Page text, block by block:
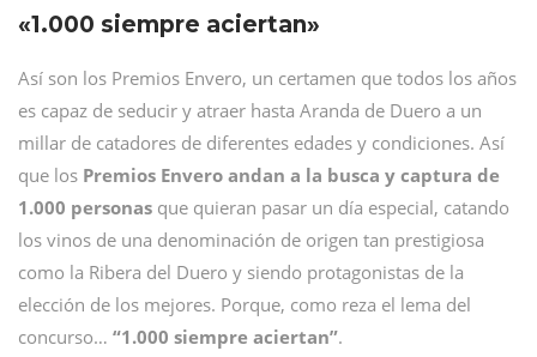
«1.000 siempre aciertan»
Así son los Premios Envero, un certamen que todos los años
es capaz de seducir y atraer hasta Aranda de Duero a un
millar de catadores de diferentes edades y condiciones. Así
que los Premios Envero andan a la busca y captura de
1.000 personas que quieran pasar un día especial, catando
los vinos de una denominación de origen tan prestigiosa
como la Ribera del Duero y siendo protagonistas de la
elección de los mejores. Porque, como reza el lema del
concurso… “1.000 siempre aciertan”.